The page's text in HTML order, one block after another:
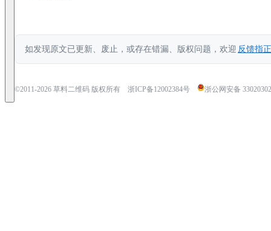
如发现原文已更新、废止，或存在错漏、版权问题，欢迎 反馈指正
©2011-2026 草料二维码 版权所有 浙ICP备12002384号 浙公网安备